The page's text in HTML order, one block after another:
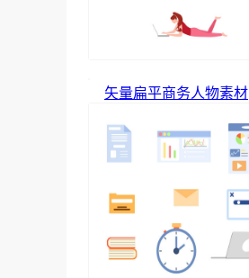
矢量扁平商务人物素材